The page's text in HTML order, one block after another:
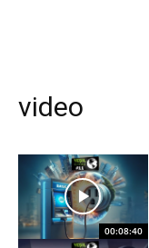
video
00:08:40